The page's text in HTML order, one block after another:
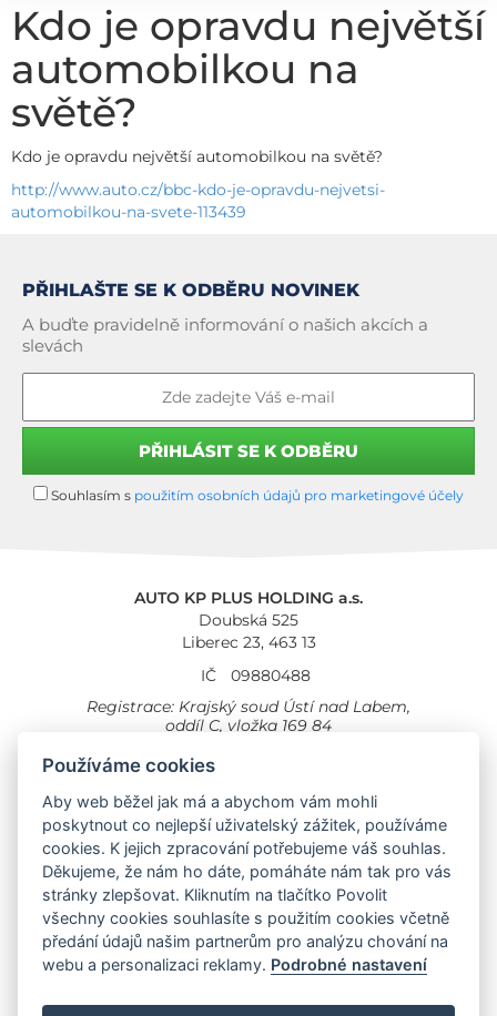
Kdo je opravdu největší
automobilkou na
světě?
Kdo je opravdu největší automobilkou na světě?
http://www.auto.cz/bbc-kdo-je-opravdu-nejvetsi-
automobilkou-na-svete-113439
PŘIHLAŠTE SE K ODBĚRU NOVINEK
A buďte pravidelně informování o našich akcích a
slevách
Souhlasím s použitím osobních údajů pro marketingové účely
AUTO KP PLUS HOLDING a.s.
Doubská 525
Liberec 23, 463 13
IČ
09880488
Registrace: Krajský soud Ústí nad Labem,
oddíl C, vložka 169 84
Cookies Všeobecné obchodní podmínky
Provozovna Toyota
Londýnská 558
Liberec, 460 01
Provozovna Toyota Professional
Doubská 660,
Liberec 463 12
Auto KP Plus:
Používáme cookies
Aby web běžel jak má a abychom vám mohli
poskytnout co nejlepší uživatelský zážitek, používáme
cookies. K jejich zpracování potřebujeme váš souhlas.
Děkujeme, že nám ho dáte, pomáháte nám tak pro vás
stránky zlepšovat. Kliknutím na tlačítko Povolit
všechny cookies souhlasíte s použitím cookies včetně
předání údajů našim partnerům pro analýzu chování na
webu a personalizaci reklamy. Podrobné nastavení